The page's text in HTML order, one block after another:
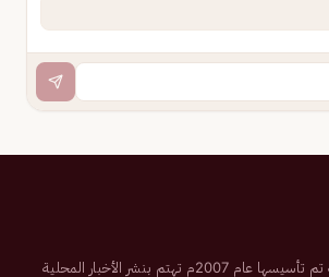
صحيفة إلكترونية سعودية تم تأسيسها عام 2007م تهتم بنشر الأخبار المحلية